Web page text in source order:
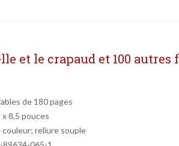
et le crapaud et 100 autres
de 180 pages
x 8,5 pouces
reliure souple